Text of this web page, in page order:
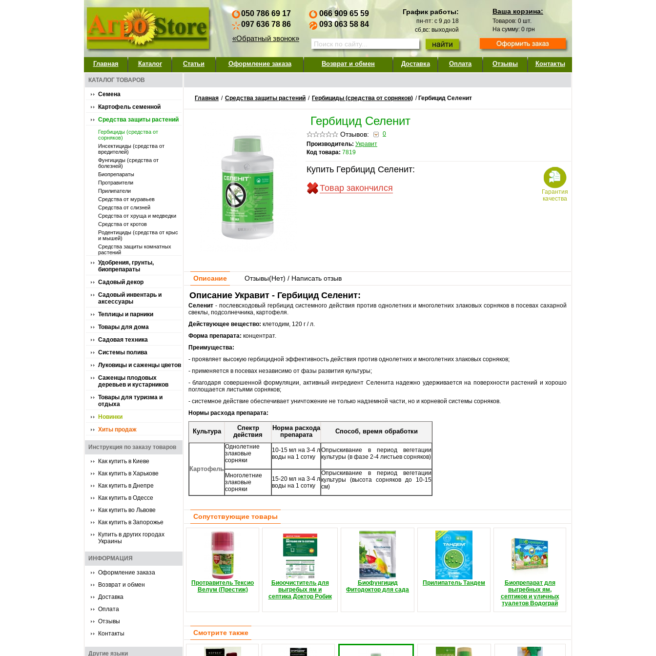
050 786 69 17
097 636 78 86
«Обратный звонок»
066 909 65 59
093 063 58 84
График работы:
пн-пт: с 9 до 18
сб,вс: выходной
Ваша корзина:
Товаров: 0 шт.
На сумму: 0 грн
Главная Каталог Статьи Оформление заказа Возврат и обмен Доставка Оплата Отзывы Контакты
КАТАЛОГ ТОВАРОВ
Семена
Картофель семенной
Средства защиты растений
Гербициды (средства от
сорняков)
Инсектициды (средства от
вредителей)
Фунгициды (средства от
болезней)
Биопрепараты
Протравители
Прилипатели
Средства от муравьев
Средства от слизней
Средства от хруща и медведки
Средства от кротов
Родентициды (средства от крыс
и мышей)
Средства защиты комнатных
растений
Удобрения, грунты,
биопрепараты
Садовый декор
Садовый инвентарь и
аксессуары
Теплицы и парники
Товары для дома
Садовая техника
Системы полива
Луковицы и саженцы цветов
Саженцы плодовых
деревьев и кустарников
Товары для туризма и
отдыха
Новинки
Хиты продаж
Инструкция по заказу товаров
Как купить в Киеве
Как купить в Харькове
Как купить в Днепре
Как купить в Одессе
Как купить во Львове
Как купить в Запорожье
Купить в других городах
Украины
ИНФОРМАЦИЯ
Оформление заказа
Возврат и обмен
Доставка
Оплата
Отзывы
Контакты
Другие языки
Главная / Средства защиты растений / Гербициды (средства от сорняков) / Гербицид Селенит
Гербицид Селенит
Отзывов:
0
Производитель: Укравит
Код товара: 7819
Купить Гербицид Селенит:
Товар закончился
Гарантия
качества
Описание Отзывы(Нет) / Написать отзыв
Описание Укравит - Гербицид Селенит:
Селенит - послевсходовый гербицид системного действия против однолетних и многолетних злаковых сорняков в посевах сахарной
свеклы, подсолнечника, картофеля.
Действующее вещество: клетодим, 120 г / л.
Форма препарата: концентрат.
Преимущества:
- проявляет высокую гербицидной эффективность действия против однолетних и многолетних злаковых сорняков;
- применяется в посевах независимо от фазы развития культуры;
- благодаря совершенной формуляции, активный ингредиент Селенита надежно удерживается на поверхности растений и хорошо
поглощается листьями сорняков;
- системное действие обеспечивает уничтожение не только надземной части, но и корневой системы сорняков.
Нормы расхода препарата:
Культура
Спектр
действия
Норма расхода
препарата
Способ, время обработки
Картофель
Однолетние
злаковые
сорняки
10-15 мл на 3-4 л
воды на 1 сотку
Опрыскивание в период вегетации
культуры (в фазе 2-4 листьев сорняков)
Многолетние
злаковые
сорняки
15-20 мл на 3-4 л
воды на 1 сотку
Опрыскивание в период вегетации
культуры (высота сорняков до 10-15
см)
Сопутствующие товары
Протравитель Тексио
Велум (Престиж)
Биоочиститель для
выгребых ям и
септика Доктор Робик
Биофунгицид
Фитодоктор для сада
Прилипатель Тандем
Биопрепарат для
выгребных ям,
септиков и уличных
туалетов Водограй
Смотрите также